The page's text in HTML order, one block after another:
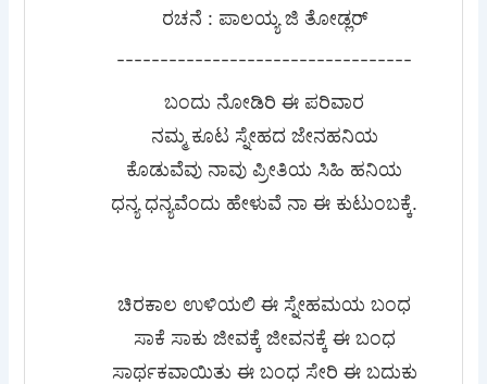
ರಚನೆ : ಪಾಲಯ್ಯ ಜಿ ತೋಡ್ಲರ್
----------------------------------
ಬಂದು ನೋಡಿರಿ ಈ ಪರಿವಾರ
ನಮ್ಮ ಕೂಟ ಸ್ನೇಹದ ಜೇನಹನಿಯ
ಕೊಡುವೆವು ನಾವು ಪ್ರೀತಿಯ ಸಿಹಿ ಹನಿಯ
ಧನ್ಯ ಧನ್ಯವೆಂದು ಹೇಳುವೆ ನಾ ಈ ಕುಟುಂಬಕ್ಕೆ.
ಚಿರಕಾಲ ಉಳಿಯಲಿ ಈ ಸ್ನೇಹಮಯ ಬಂಧ
ಸಾಕೆ ಸಾಕು ಜೀವಕ್ಕೆ ಜೀವನಕ್ಕೆ ಈ ಬಂಧ
ಸಾರ್ಥಕವಾಯಿತು ಈ ಬಂಧ ಸೇರಿ ಈ ಬದುಕು